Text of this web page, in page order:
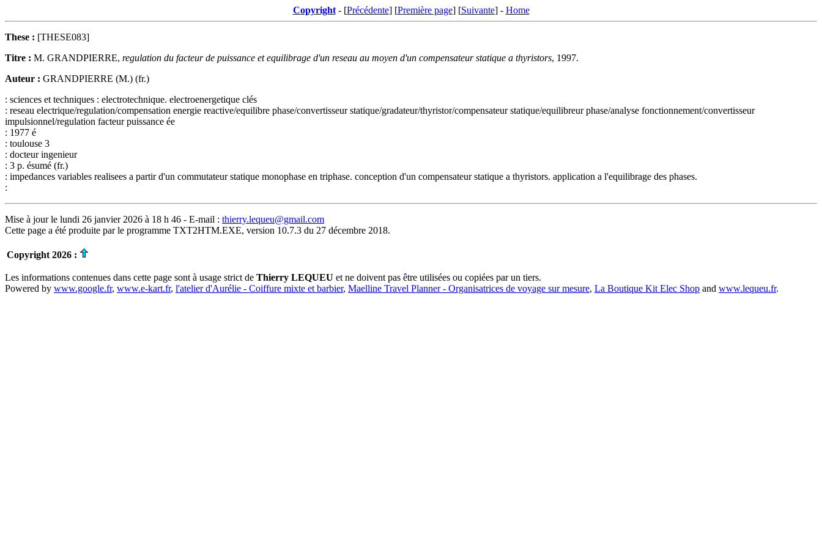
Copyright- [Précédente] [Première page] [Suivante] - Home
These : [THESE083]
Titre : M. GRANDPIERRE, regulation du facteur de puissance et equilibrage d'un reseau au moyen d'un compensateur statique a thyristors, 1997.
Auteur : GRANDPIERRE (M.) (fr.)
: sciences et techniques : electrotechnique. electroenergetique clés
: reseau electrique/regulation/compensation energie reactive/equilibre phase/convertisseur statique/gradateur/thyristor/compensateur statique/equilibreur phase/analyse fonctionnement/convertisseur
impulsionnel/regulation facteur puissance ée
: 1977 é
: toulouse 3
: docteur ingenieur
: 3 p. ésumé (fr.)
: impedances variables realisees a partir d'un commutateur statique monophase en triphase. conception d'un compensateur statique a thyristors. application a l'equilibrage des phases.
:
Mise à jour le lundi 26 janvier 2026 à 18 h 46 - E-mail : thierry.lequeu@gmail.com
Cette page a été produite par le programme TXT2HTM.EXE, version 10.7.3 du 27 décembre 2018.
Copyright 2026 :
Les informations contenues dans cette page sont à usage strict de Thierry LEQUEU et ne doivent pas être utilisées ou copiées par un tiers.
Powered by www.google.fr, www.e-kart.fr, l'atelier d'Aurélie - Coiffure mixte et barbier, Maelline Travel Planner - Organisatrices de voyage sur mesure, La Boutique Kit Elec Shop and www.lequeu.fr.